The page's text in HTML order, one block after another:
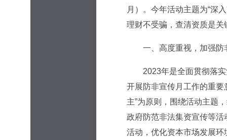
月）。今年活动主题为“深
理财不受骗，查清资质是
一、高度重视，加强防
2023年是全面贯彻落实
开展防非宣传月工作的重
主”为原则，围绕活动主题
政府防范非法集资宣传等
活动，优化资本市场发展